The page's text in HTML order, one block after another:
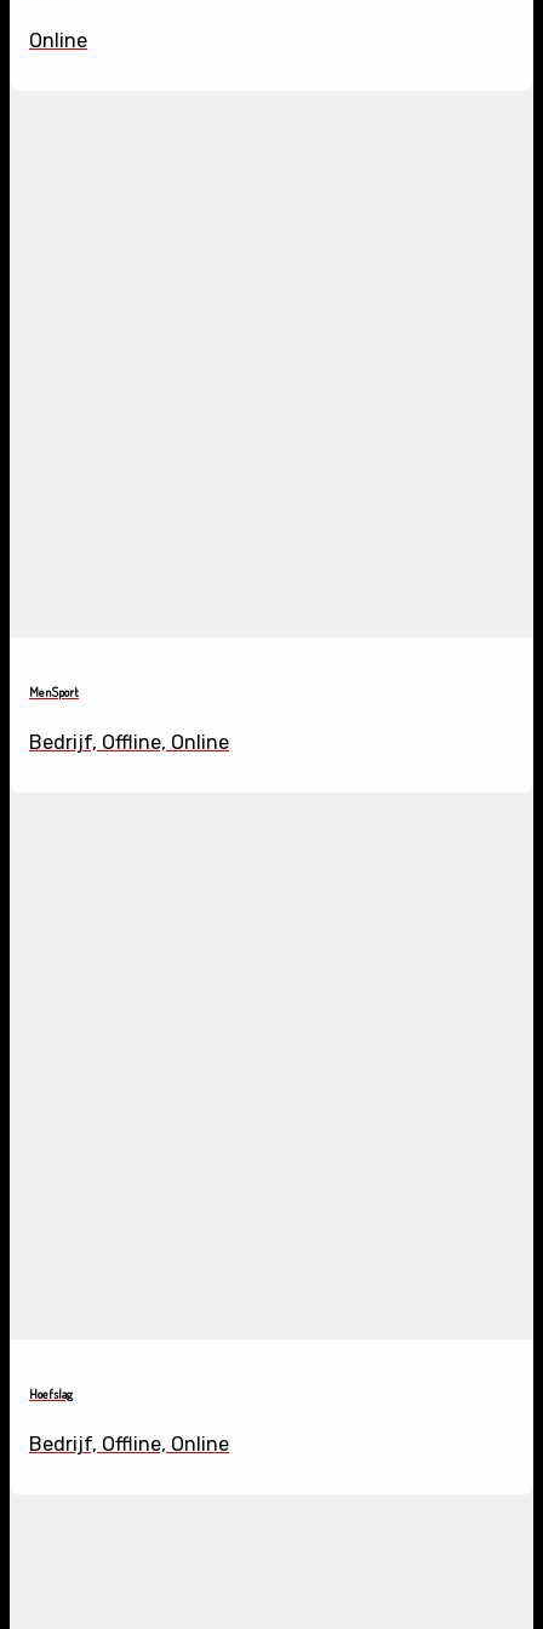
Online
MenSport
Bedrijf, Offline, Online
Hoefslag
Bedrijf, Offline, Online